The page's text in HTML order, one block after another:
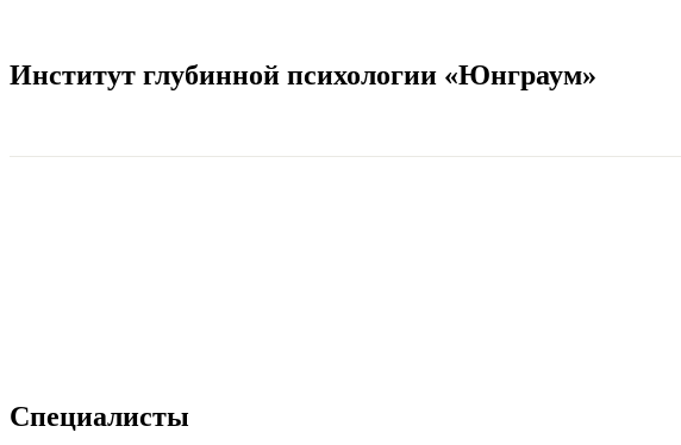
Институт глубинной психологии «Юнграум»
Специалисты